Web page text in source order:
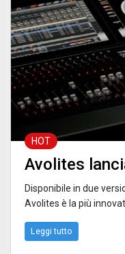
HOT
Avolites
Disponibile in due
Avolites è la più
Leggi tutto